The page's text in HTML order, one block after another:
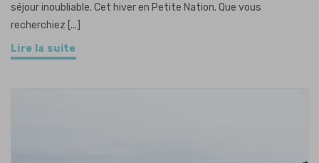
séjour inoubliable. Cet hiver en Petite Nation. Que vous
recherchiez [...]
Lire la suite